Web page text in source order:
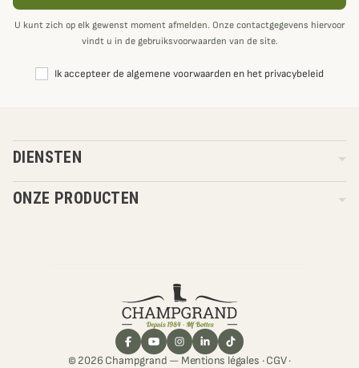
U kunt zich op elk gewenst moment afmelden. Onze contactgegevens hiervoor
vindt u in de gebruiksvoorwaarden van de site.
Ik accepteer de algemene voorwaarden en het privacybeleid
DIENSTEN
ONZE PRODUCTEN
© 2026 Champgrand — Mentions légales ·CGV·